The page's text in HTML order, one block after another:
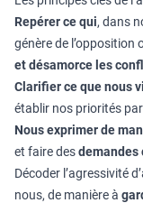
Repérer ce qui, dans
génère de l’opposition
et désamorce les
Clarifier ce que nous
établir nos priorités
Nous exprimer de
et faire desdemandes
Décoder l’agressivité
nous, de manière à